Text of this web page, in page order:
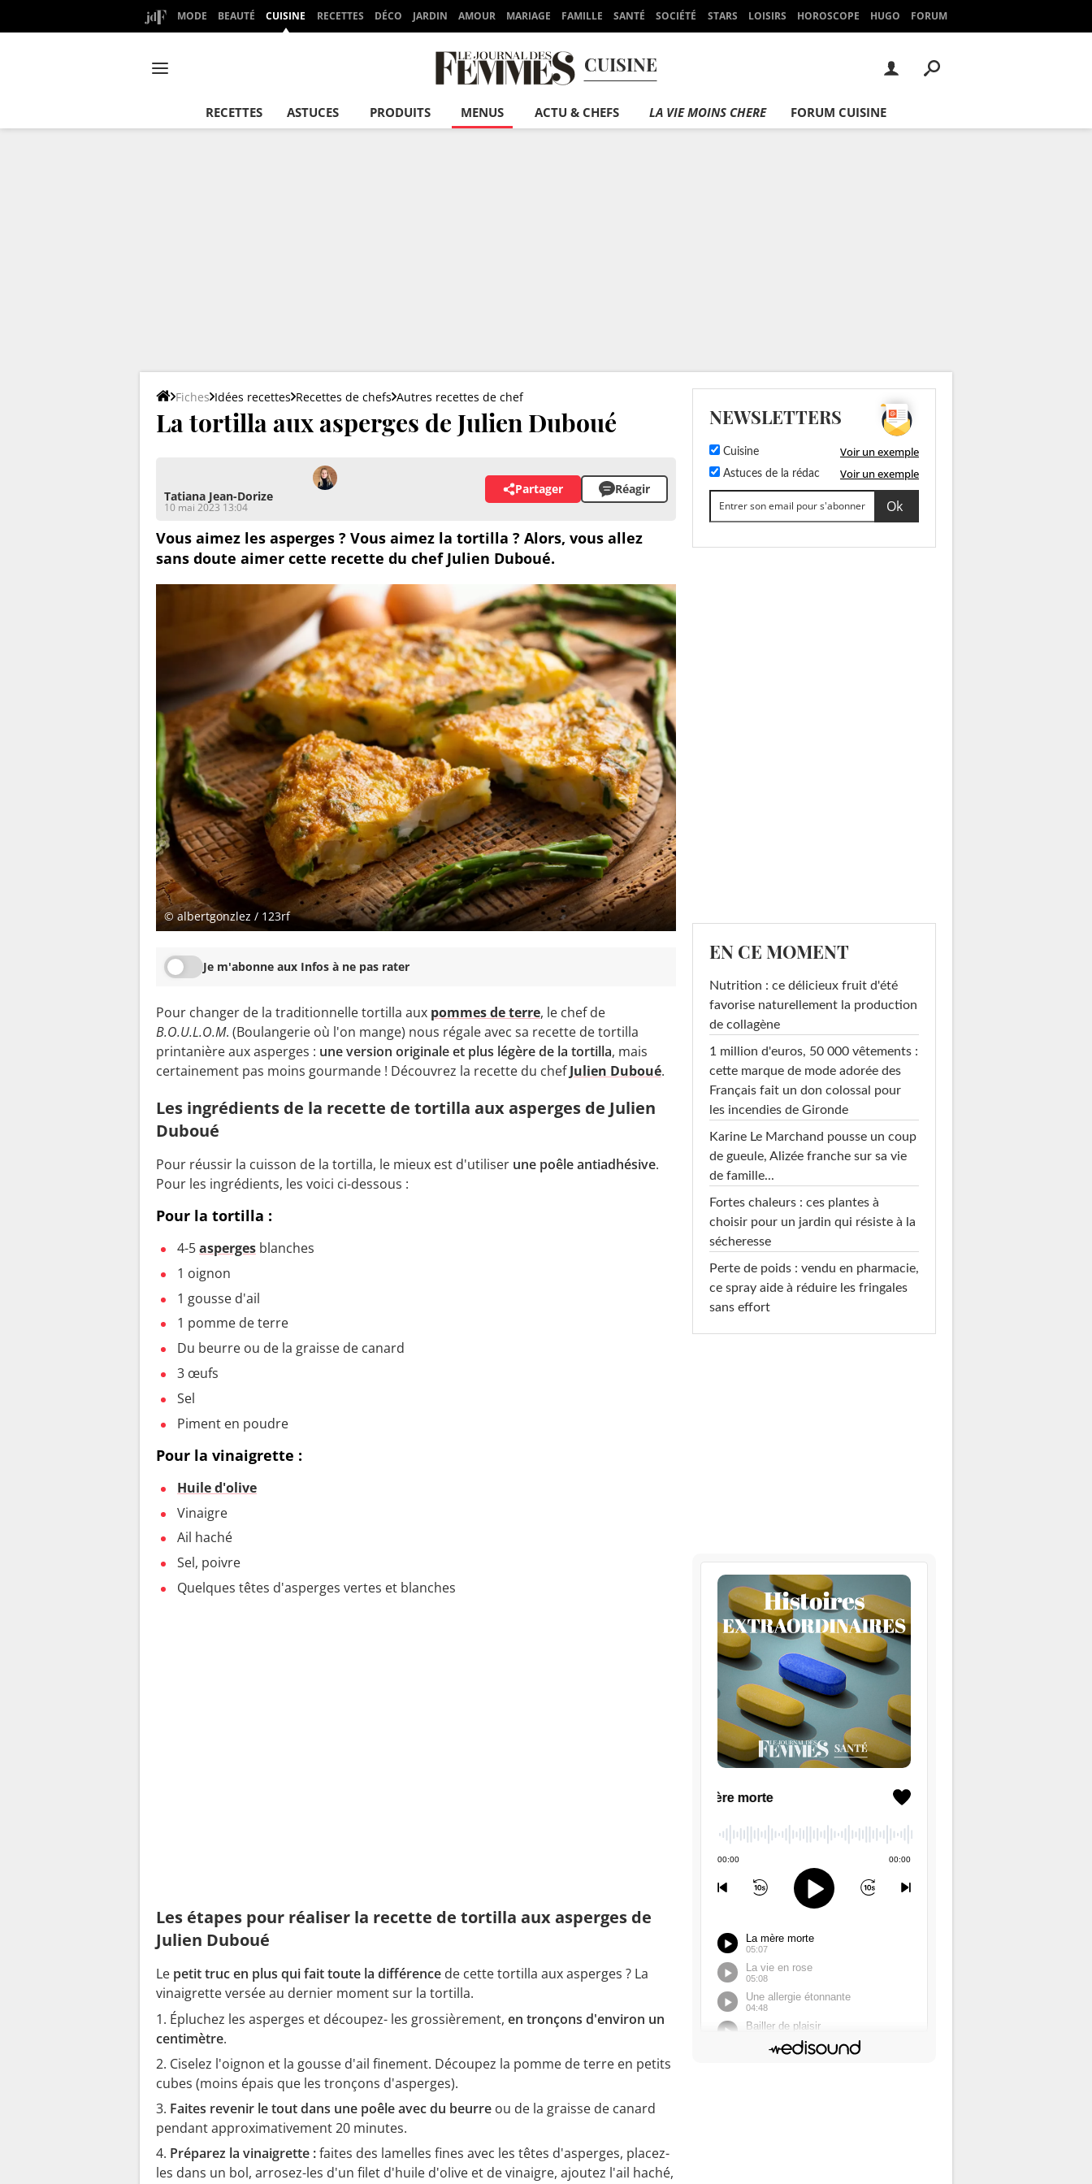
MODE BEAUTÉ CUISINE RECETTES DÉCO JARDIN AMOUR MARIAGE FAMILLE SANTÉ SOCIÉTÉ STARS LOISIRS HOROSCOPE HUGO FORUM
CUISINE
RECETTES ASTUCES PRODUITS MENUS ACTU & CHEFS LA VIE MOINS CHERE FORUM CUISINE
Fiches Idées recettes Recettes de chefs Autres recettes de chef
La tortilla aux asperges de Julien Duboué
Tatiana Jean-Dorize
10 mai 2023 13:04
Partager Réagir
Vous aimez les asperges ? Vous aimez la tortilla ? Alors, vous allez
sans doute aimer cette recette du chef Julien Duboué.
© albertgonzlez / 123rf
Je m'abonne aux Infos à ne pas rater
Pour changer de la traditionnelle tortilla aux pommes de terre, le chef de
B.O.U.L.O.M. (Boulangerie où l'on mange) nous régale avec sa recette de tortilla
printanière aux asperges : une version originale et plus légère de la tortilla, mais
certainement pas moins gourmande ! Découvrez la recette du chefJulien Duboué.
Les ingrédients de la recette de tortilla aux asperges de Julien
Duboué
Pour réussir la cuisson de la tortilla, le mieux est d'utiliser une poêle antiadhésive.
Pour les ingrédients, les voici ci-dessous :
Pour la tortilla :
4-5asperges blanches
1 oignon
1 gousse d'ail
1 pomme de terre
Du beurre ou de la graisse de canard
3 œufs
Sel
Piment en poudre
Pour la vinaigrette :
Huile d'olive
Vinaigre
Ail haché
Sel, poivre
Quelques têtes d'asperges vertes et blanches
Les étapes pour réaliser la recette de tortilla aux asperges de
Julien Duboué
Le petit truc en plus qui fait toute la différence de cette tortilla aux asperges ? La
vinaigrette versée au dernier moment sur la tortilla.
Épluchez les asperges et découpez- les grossièrement, en tronçons d'environ un
centimètre.
Ciselez l'oignon et la gousse d'ail finement. Découpez la pomme de terre en petits
cubes (moins épais que les tronçons d'asperges).
Faites revenir le tout dans une poêle avec du beurre ou de la graisse de canard
pendant approximativement 20 minutes.
Préparez la vinaigrette :faites des lamelles fines avec les têtes d'asperges, placez-
les dans un bol, arrosez-les d'un filet d'huile d'olive et de vinaigre, ajoutez l'ail haché,
NEWSLETTERS
Cuisine Voir un exemple
Astuces de la rédac Voir un exemple
EN CE MOMENT
Nutrition : ce délicieux fruit d'été
favorise naturellement la production
de collagène
1 million d'euros, 50 000 vêtements :
cette marque de mode adorée des
Français fait un don colossal pour
les incendies de Gironde
Karine Le Marchand pousse un coup
de gueule, Alizée franche sur sa vie
de famille...
Fortes chaleurs : ces plantes à
choisir pour un jardin qui résiste à la
sécheresse
Perte de poids : vendu en pharmacie,
ce spray aide à réduire les fringales
sans effort